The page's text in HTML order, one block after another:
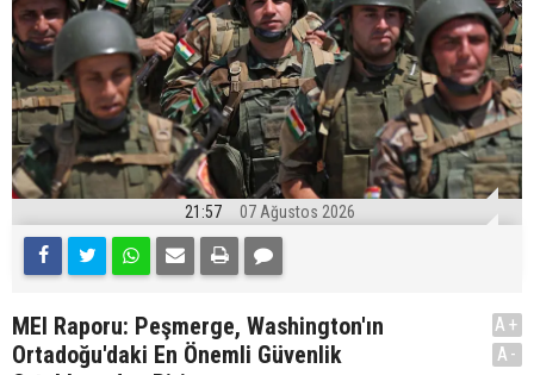
21:57 07 Ağustos 2026
MEI Raporu: Peşmerge, Washington'ın
Ortadoğu'daki En Önemli Güvenlik
A+
A-